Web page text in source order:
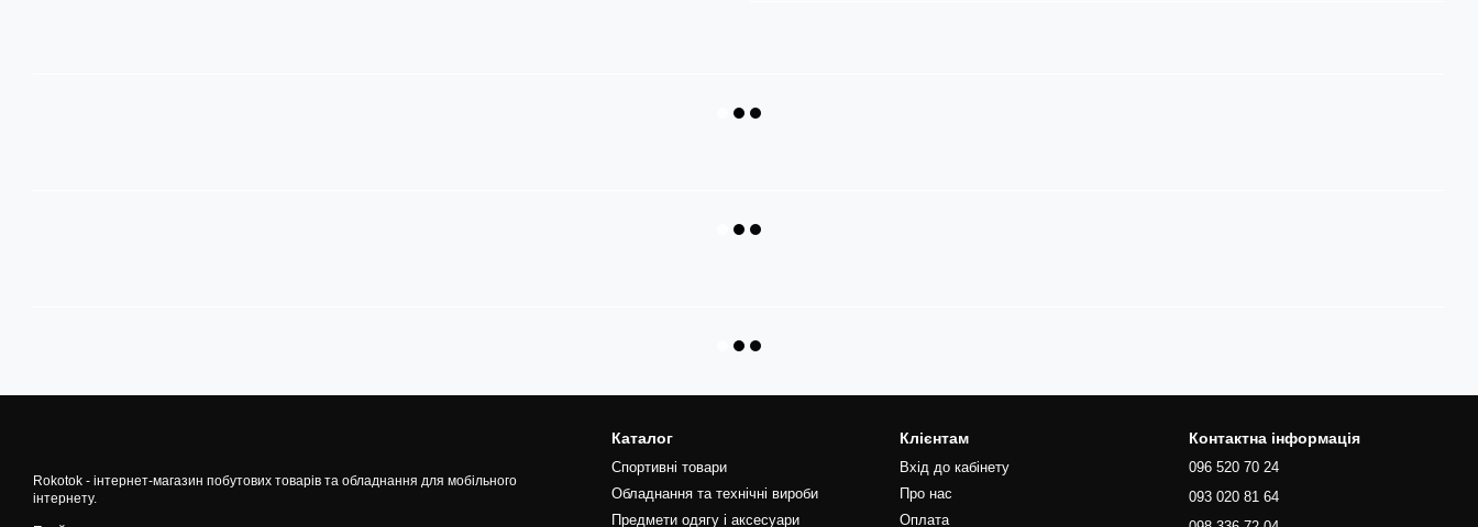
Rokotok - інтернет-магазин побутових товарів та обладнання для мобільного
інтернету.
Каталог
Спортивні товари
Обладнання та технічні вироби
Предмети одягу і аксесуари
Клієнтам
Вхід до кабінету
Про нас
Оплата
Контактна інформація
096 520 70 24
093 020 81 64